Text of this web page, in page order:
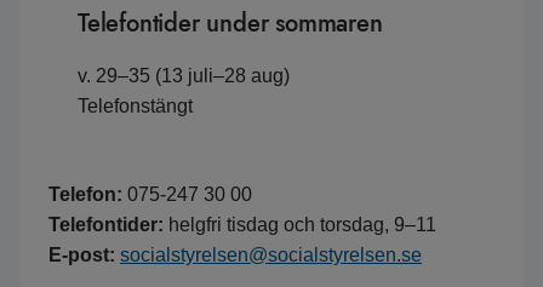
Telefontider under sommaren
v. 29–35 (13 juli–28 aug)
Telefonstängt
Telefon: 075-247 30 00
Telefontider: helgfri tisdag och torsdag, 9–11
E-post: socialstyrelsen@socialstyrelsen.se